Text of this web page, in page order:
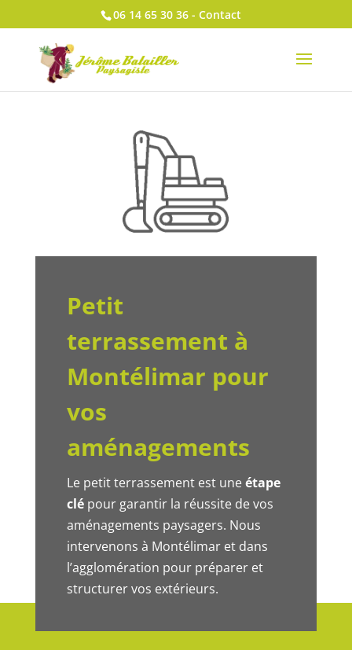
06 14 65 30 36- Contact
Petit
terrassement à
Montélimar pour
vos
aménagements
Le petit terrassement est uneétape
clépour garantir la réussite de vos
aménagements paysagers. Nous
intervenons à Montélimar et dans
l’agglomération pour préparer et
structurer vos extérieurs.